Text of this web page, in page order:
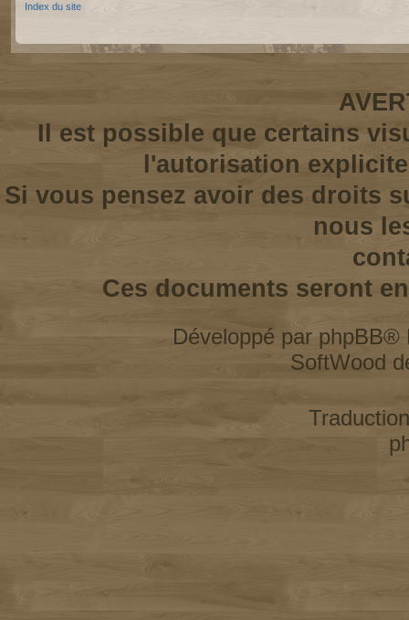
Index du site
Il est possible que certains
l'autorisation
Si vous pensez avoir des droits
nous
Ces documents seront
Développé par phpBB®
SoftWood